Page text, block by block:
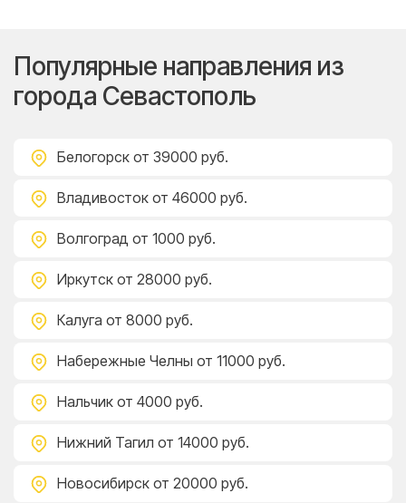
Популярные направления из
города Севастополь
Белогорск от 39000 руб.
Владивосток от 46000 руб.
Волгоград от 1000 руб.
Иркутск от 28000 руб.
Калуга от 8000 руб.
Набережные Челны от 11000 руб.
Нальчик от 4000 руб.
Нижний Тагил от 14000 руб.
Новосибирск от 20000 руб.